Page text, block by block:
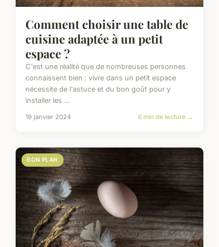
Comment choisir une table de
cuisine adaptée à un petit
espace ?
C'est une réalité que de nombreuses personnes
connaissent bien : vivre dans un petit espace
nécessite de l'astuce et du bon goût pour y
installer les ...
19 janvier 2024 6 min de lecture →
BON PLAN